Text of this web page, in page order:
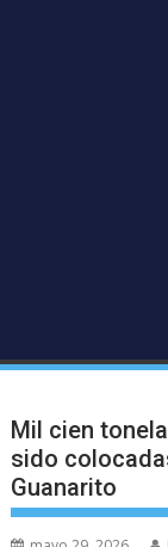
Mil cien
sido
Guanarito